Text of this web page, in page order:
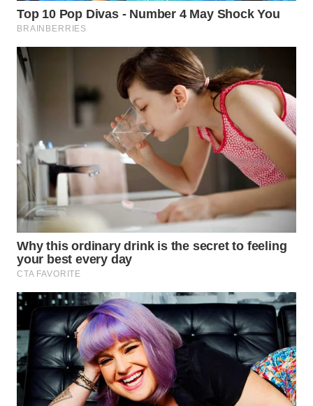
KARAWANG
WN
BEKASI
WN
DEPOK
WN
TAPANULI
UTARA
WN
SAMOSIR
WN
PADANG
LAWAS
WN
SUMEDANG